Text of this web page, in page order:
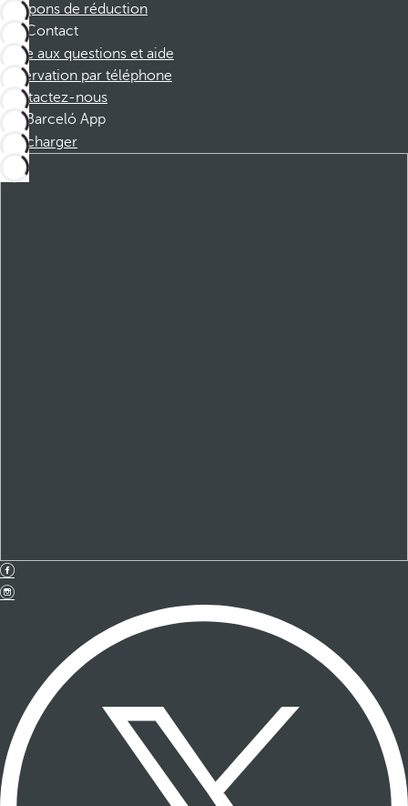
Coupons de réduction
Contact
Foire aux questions et aide
Réservation par téléphone
Contactez-nous
Barceló App
Télécharger